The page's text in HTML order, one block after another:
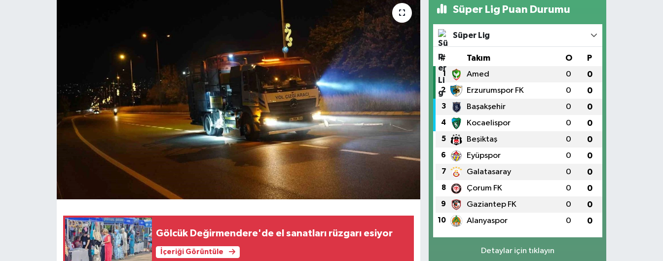
Gölcük Değirmendere'de el sanatları rüzgarı esiyor
İçeriği Görüntüle
Süper Lig Puan Durumu
Süper Lig
# Takım O P
1 Amed 0 0
2 Erzurumspor FK 0 0
3 Başakşehir 0 0
4 Kocaelispor 0 0
5 Beşiktaş 0 0
6 Eyüpspor 0 0
7 Galatasaray 0 0
8 Çorum FK 0 0
9 Gaziantep FK 0 0
10 Alanyaspor 0 0
Detaylar için tıklayın